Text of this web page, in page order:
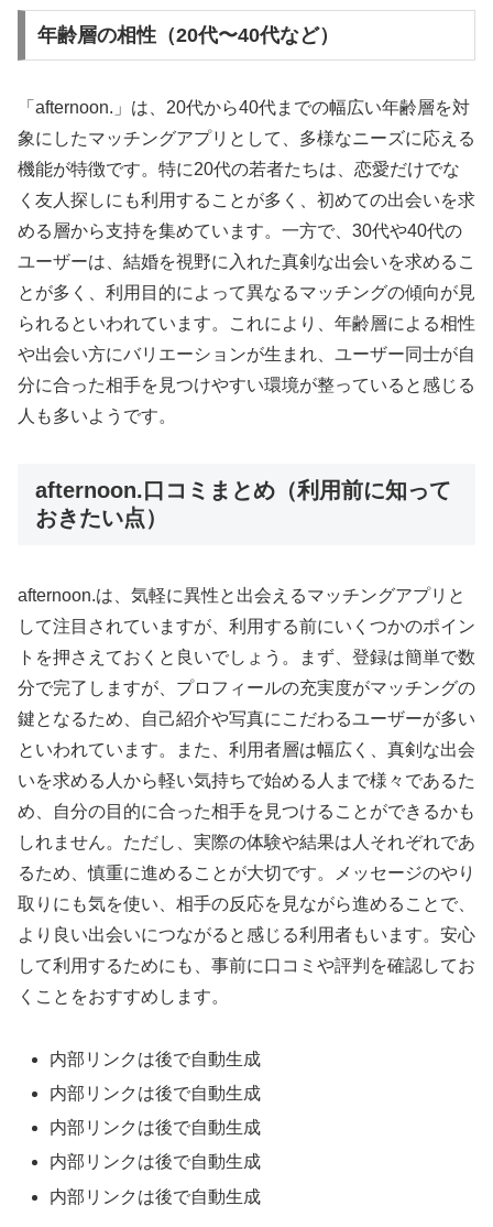
年齢層の相性（20代〜40代など）
「afternoon.」は、20代から40代までの幅広い年齢層を対
象にしたマッチングアプリとして、多様なニーズに応える
機能が特徴です。特に20代の若者たちは、恋愛だけでな
く友人探しにも利用することが多く、初めての出会いを求
める層から支持を集めています。一方で、30代や40代の
ユーザーは、結婚を視野に入れた真剣な出会いを求めるこ
とが多く、利用目的によって異なるマッチングの傾向が見
られるといわれています。これにより、年齢層による相性
や出会い方にバリエーションが生まれ、ユーザー同士が自
分に合った相手を見つけやすい環境が整っていると感じる
人も多いようです。
afternoon.口コミまとめ（利用前に知って
おきたい点）
afternoon.は、気軽に異性と出会えるマッチングアプリと
して注目されていますが、利用する前にいくつかのポイン
トを押さえておくと良いでしょう。まず、登録は簡単で数
分で完了しますが、プロフィールの充実度がマッチングの
鍵となるため、自己紹介や写真にこだわるユーザーが多い
といわれています。また、利用者層は幅広く、真剣な出会
いを求める人から軽い気持ちで始める人まで様々であるた
め、自分の目的に合った相手を見つけることができるかも
しれません。ただし、実際の体験や結果は人それぞれであ
るため、慎重に進めることが大切です。メッセージのやり
取りにも気を使い、相手の反応を見ながら進めることで、
より良い出会いにつながると感じる利用者もいます。安心
して利用するためにも、事前に口コミや評判を確認してお
くことをおすすめします。
内部リンクは後で自動生成
内部リンクは後で自動生成
内部リンクは後で自動生成
内部リンクは後で自動生成
内部リンクは後で自動生成